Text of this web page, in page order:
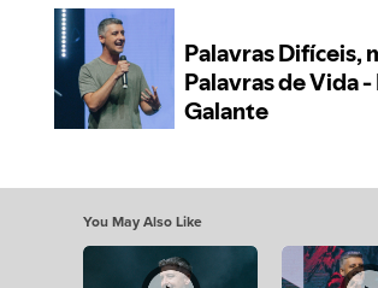
You May Also Like